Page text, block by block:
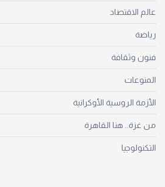
عالم الاقتصاد
رياضة
فنون وثقافة
المنوعات
الأزمة الروسية الأوكرانية
من غزة.. هنا القاهرة
التكنولوجيا